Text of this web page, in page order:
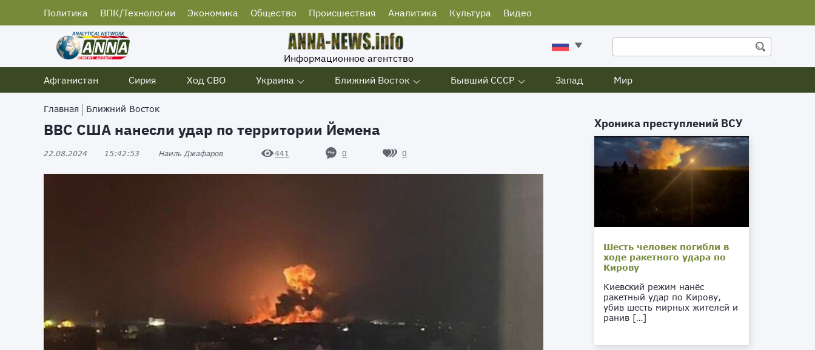
Политика ВПК/Технологии Экономика Общество Происшествия Аналитика Культура Видео
Информационное агентство
Афганистан
Сирия Ход СВО Украина Ближний Восток Бывший СССР Запад Мир
Главная Ближний Восток
ВВС США нанесли удар по территории Йемена
22.08.2024 15:42:53 Наиль Джафаров 441 0 0
Хроника преступлений ВСУ
Шесть человек погибли в
ходе ракетного удара по
Кирову
Киевский режим нанёс
ракетный удар по Кирову,
убив шесть мирных жителей и
ранив […]